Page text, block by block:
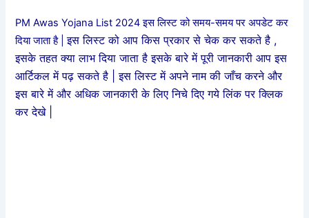
PM Awas Yojana List 2024 इस लिस्ट को समय-समय पर अपडेट कर
दिया जाता है |इस लिस्ट को आप किस प्रकार से चेक कर सकते है ,
इसके तहत क्या लाभ दिया जाता है इसके बारे में पूरी जानकारी आप इस
आर्टिकल में पढ़ सकते है | इस लिस्ट में अपने नाम की जाँच करने और
इस बारे में और अधिक जानकारी के लिए निचे दिए गये लिंक पर क्लिक
कर देखे |